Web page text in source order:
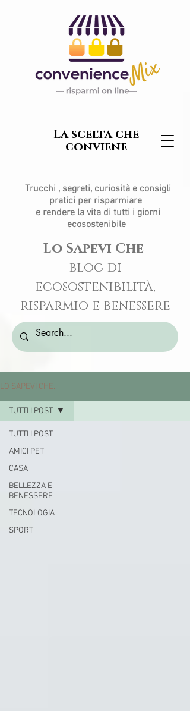
Trucchi , segreti, curiosità e consigli
pratici per risparmiare
e rendere la vita di tutti i giorni
ecosostenibile
La scelta che
conviene
Lo Sapevi Che
blog di
ecosostenibilità,
risparmio e benessere
LO SAPEVI CHE..
TUTTI I POST
AMICI PET
CASA
BELLEZZA E
BENESSERE
TECNOLOGIA
SPORT
TUTTI I POST